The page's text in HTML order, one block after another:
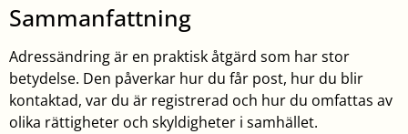
Sammanfattning
Adressändring är en praktisk åtgärd som har stor
betydelse. Den påverkar hur du får post, hur du blir
kontaktad, var du är registrerad och hur du omfattas av
olika rättigheter och skyldigheter i samhället.